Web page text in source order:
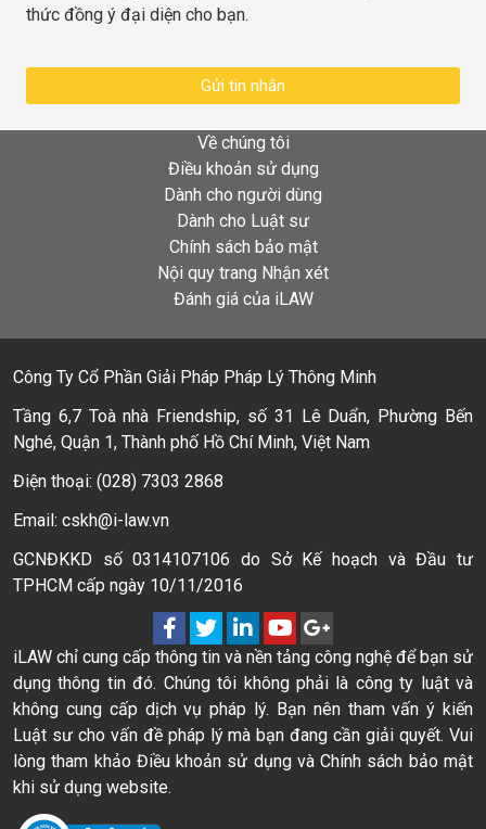
thức đồng ý đại diện cho bạn.
Gửi tin nhắn
Về chúng tôi
Điều khoản sử dụng
Dành cho người dùng
Dành cho Luật sư
Chính sách bảo mật
Nội quy trang Nhận xét
Đánh giá của iLAW
Công Ty Cổ Phần Giải Pháp Pháp Lý Thông Minh
Tầng 6,7 Toà nhà Friendship, số 31 Lê Duẩn, Phường Bến
Nghé, Quận 1, Thành phố Hồ Chí Minh, Việt Nam
Điện thoại: (028) 7303 2868
Email: cskh@i-law.vn
GCNĐKKD số 0314107106 do Sở Kế hoạch và Đầu tư
TPHCM cấp ngày 10/11/2016
iLAW chỉ cung cấp thông tin và nền tảng công nghệ để bạn sử
dụng thông tin đó. Chúng tôi không phải là công ty luật và
không cung cấp dịch vụ pháp lý. Bạn nên tham vấn ý kiến
Luật sư cho vấn đề pháp lý mà bạn đang cần giải quyết. Vui
lòng tham khảo Điều khoản sử dụng và Chính sách bảo mật
khi sử dụng website.